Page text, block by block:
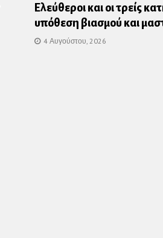
Ελεύθεροι και οι τρείς
υπόθεση βιασμού και
4 Αυγούστου, 2026